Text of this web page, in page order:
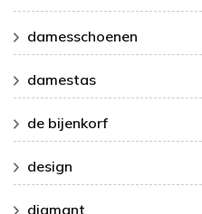
damesschoenen
damestas
de bijenkorf
design
diamant